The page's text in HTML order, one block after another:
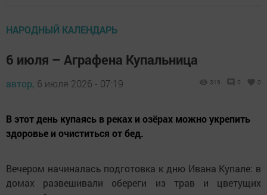
НАРОДНЫЙ КАЛЕНДАРЬ
6 июля – Аграфена Купальница
автор, 6 июля 2026 - 07:19 319 0 0
В этот день купаясь в реках и озёрах можно укрепить
здоровье и очиститься от бед.
Вечером начиналась подготовка к дню Ивана Купале: в
домах развешивали обереги из трав и цветущих